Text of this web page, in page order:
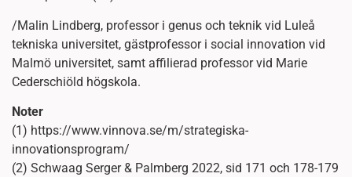
/Malin Lindberg, professor i genus och teknik vid Luleå
tekniska universitet, gästprofessor i social innovation vid
Malmö universitet, samt affilierad professor vid Marie
Cederschiöld högskola.
Noter
(1) https://www.vinnova.se/m/strategiska-
innovationsprogram/
(2) Schwaag Serger & Palmberg 2022, sid 171 och 178-179